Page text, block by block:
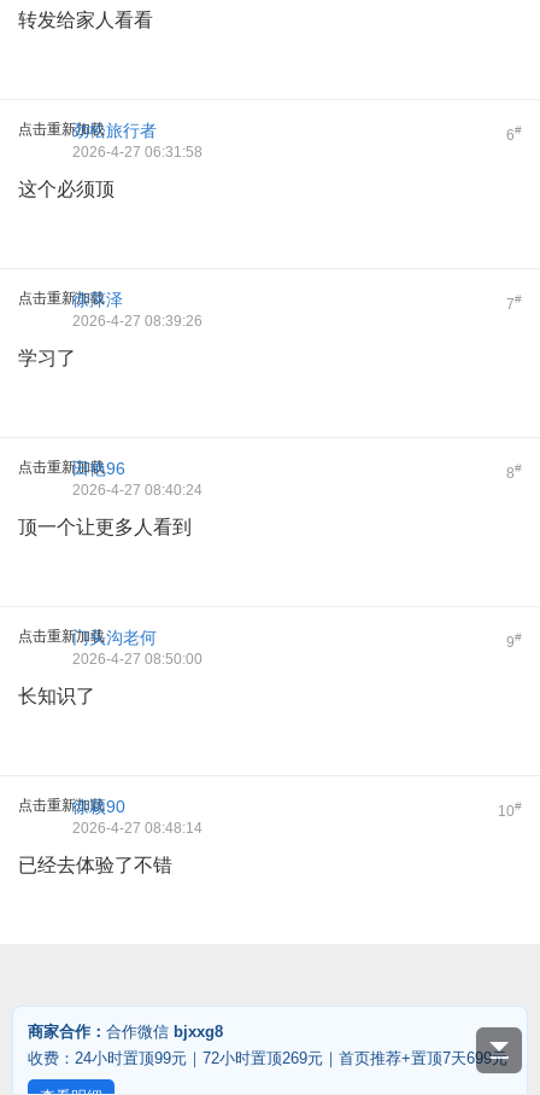
转发给家人看看
点击重新加载 6#
劲松旅行者
2026-4-27 06:31:58
这个必须顶
点击重新加载 7#
徐萍泽
2026-4-27 08:39:26
学习了
点击重新加载 8#
田艳96
2026-4-27 08:40:24
顶一个让更多人看到
点击重新加载 9#
门头沟老何
2026-4-27 08:50:00
长知识了
点击重新加载 10#
徐颖90
2026-4-27 08:48:14
已经去体验了不错
商家合作： 合作微信 bjxxg8
收费：24小时置顶99元｜72小时置顶269元｜首页推荐+置顶7天699元